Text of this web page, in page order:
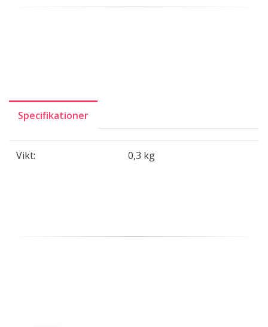
Specifikationer
Vikt: 0,3 kg